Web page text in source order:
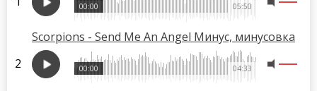
05:50
00:00
Scorpions - Send Me An Angel Минус, минусовка
04:33
00:00